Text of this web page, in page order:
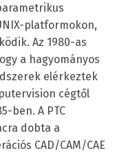
platformokon,
Az 1980-as
a hagyományos
elérkeztek
cégtől
ben. A PTC
dobta a
CAD/CAM/CAE